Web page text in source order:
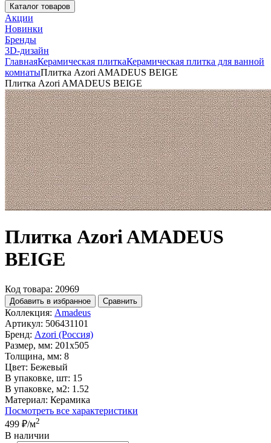
Каталог товаров
Акции
Новинки
Бренды
3D-дизайн
ГлавнаяКерамическая плиткаКерамическая плитка для ванной
комнатыПлитка Azori AMADEUS BEIGE
Плитка Azori AMADEUS BEIGE
Плитка Azori AMADEUS
BEIGE
Код товара: 20969
Добавить в избранное Сравнить
Коллекция: Amadeus
Артикул: 506431101
Бренд: Azori (Россия)
Размер, мм: 201x505
Толщина, мм: 8
Цвет: Бежевый
В упаковке, шт: 15
В упаковке, м2: 1.52
Материал: Керамика
Посмотреть все характеристики
499 ₽/м2
В наличии